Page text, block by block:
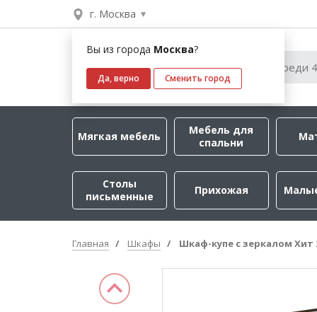
г. Москва
Вы из города Москва?
Да, верно Сменить город
Мягкая мебель
Мебель для
спальни
Столы
письменные
Прихожая
Главная Шкафы Шкаф-купе с зеркалом Хит